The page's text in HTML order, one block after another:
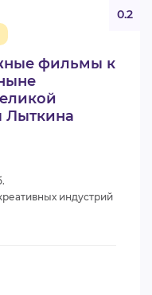
фильмы к
Лыткина
0.2
индустрий